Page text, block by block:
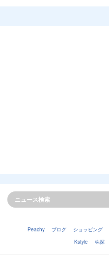
Peachy ブログ ショッピング
Kstyle
株探